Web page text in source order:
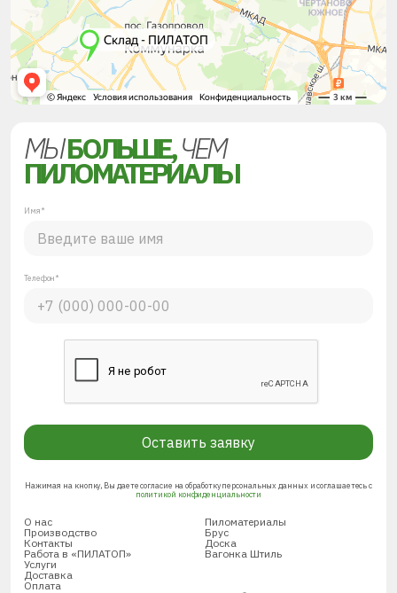
МЫБОЛЬШЕ,ЧЕМ
ПИЛОМАТЕРИАЛЫ
Имя*
Телефон*
Оставить заявку
Нажимая на кнопку, Вы даете согласие на обработку персональных данных и соглашаетесь с
политикой конфиденциальности
О нас
Производство
Контакты
Работа в «ПИЛАТОП»
Услуги
Доставка
Оплата
Пиломатериалы
Брус
Доска
Вагонка Штиль